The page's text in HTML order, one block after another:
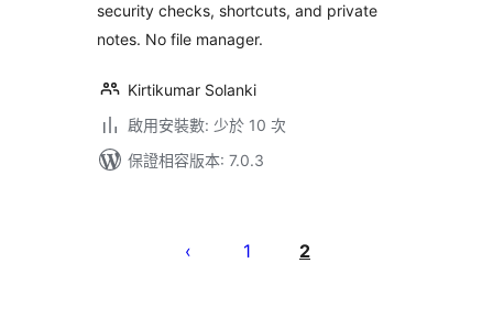
security checks, shortcuts, and private
notes. No file manager.
Kirtikumar Solanki
啟用安裝數: 少於 10 次
保證相容版本: 7.0.3
1 2